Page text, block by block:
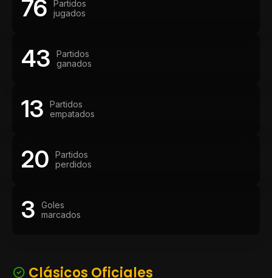
76
Partidos
jugados
43
Partidos
ganados
13
Partidos
empatados
20
Partidos
perdidos
3
Goles
marcados
Clásicos Oficiales